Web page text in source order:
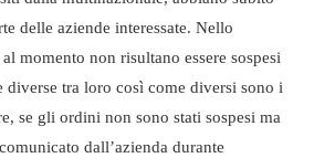
delle aziende interessate. Nello
momento non risultano essere sospesi
diverse tra loro così come diversi sono i
se gli ordini non sono stati sospesi ma
dall’azienda durante